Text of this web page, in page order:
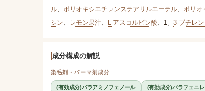
ル、 ポリオキシエチレンステアリルエーテル、 ポリオ
シン、 レモン果汁、 L-アスコルビン酸、 1、 3-ブチレ
成分構成の解説
染毛剤・パーマ剤成分
(有効成分)パラアミノフェノール (有効成分)パラフェニ